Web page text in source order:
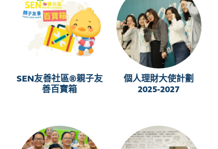
SEN友善社區®親子友
善百寶箱
個人理財大使計劃
2025-2027